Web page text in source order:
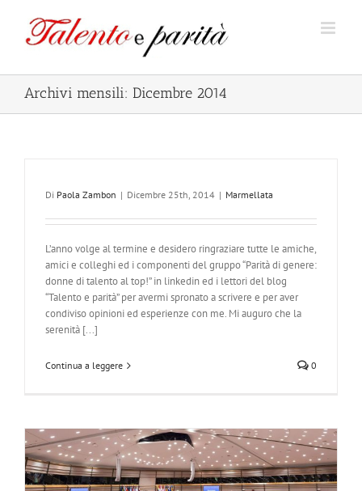
contenuto
Archivi mensili: Dicembre 2014
Di Paola Zambon | Dicembre 25th, 2014 | Marmellata
L’anno volge al termine e desidero ringraziare tutte le amiche,
amici e colleghi ed i componenti del gruppo “Parità di genere:
donne di talento al top!” in linkedin ed i lettori del blog
“Talento e parità” per avermi spronato a scrivere e per aver
condiviso opinioni ed esperienze con me. Mi auguro che la
serenità [...]
Continua a leggere 0